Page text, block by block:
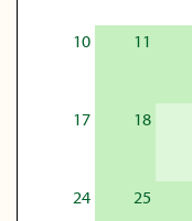
10 11
17 18
24 25